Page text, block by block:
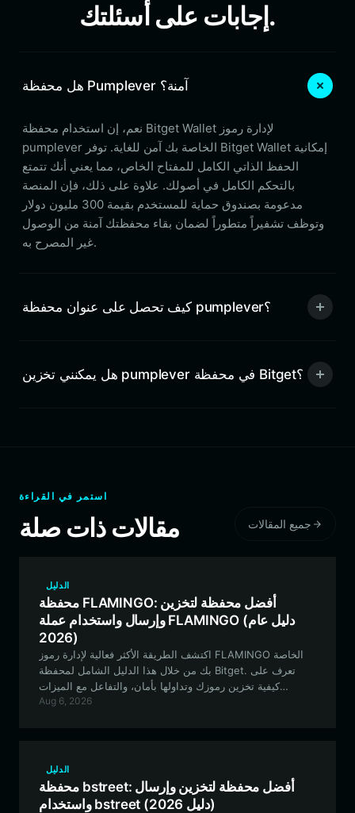
إجابات على أسئلتك.
هل محفظة Pumplever آمنة؟
نعم، إن استخدام محفظة Bitget Wallet لإدارة رموز
pumplever الخاصة بك آمن للغاية. توفر Bitget Wallet إمكانية
الحفظ الذاتي الكامل للمفتاح الخاص، مما يعني أنك تتمتع
بالتحكم الكامل في أصولك. علاوة على ذلك، فإن المنصة
مدعومة بصندوق حماية للمستخدم بقيمة 300 مليون دولار
وتوظف تشفيراً متطوراً لضمان بقاء محفظتك آمنة من الوصول
غير المصرح به.
كيف تحصل على عنوان محفظة pumplever؟
هل يمكنني تخزين pumplever في محفظة Bitget؟
استمر في القراءة
مقالات ذات صلة جميع المقالات
الدليل
محفظة FLAMINGO: أفضل محفظة لتخزين
وإرسال واستخدام عملة FLAMINGO (دليل عام
2026)
اكتشف الطريقة الأكثر فعالية لإدارة رموز FLAMINGO الخاصة
بك من خلال هذا الدليل الشامل لمحفظة Bitget. تعرف على
كيفية تخزين رموزك وتداولها بأمان، والتفاعل مع الميزات
التجريبية لنظام FLAMINGO البيئي باستخدام واجهة متوافقة مع
Aug 6, 2026
الدليل
محفظة bstreet: أفضل محفظة لتخزين وإرسال
واستخدام bstreet (دليل 2026)